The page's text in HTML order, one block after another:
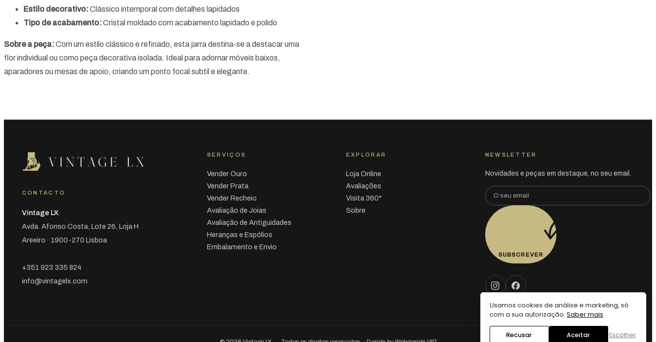
Estilo decorativo:Clássico intemporal com detalhes lapidados
Tipo de acabamento:Cristal moldado com acabamento lapidado e polido
Sobre a peça:Com um estilo clássico e refinado, esta jarra destina-se a destacar uma
flor individual ou como peça decorativa isolada. Ideal para adornar móveis baixos,
aparadores ou mesas de apoio, criando um ponto focal subtil e elegante.
CONTACTO
Vintage LX
Avda. Afonso Costa, Lote 26, Loja H
Areeiro · 1900-270 Lisboa
+351 923 335 824
info@vintagelx.com
SERVIÇOS
Vender Ouro
Vender Prata
Vender Recheio
Avaliação de Joias
Avaliação de Antiguidades
Heranças e Espólios
Embalamento e Envio
EXPLORAR
Loja Online
Avaliações
Visita 360°
Sobre
NEWSLETTER
Novidades e peças em destaque, no seu email.
SUBSCREVER
Usamos cookies de análise e marketing, só
com a sua autorização. Saber mais
Recusar Aceitar Escolher